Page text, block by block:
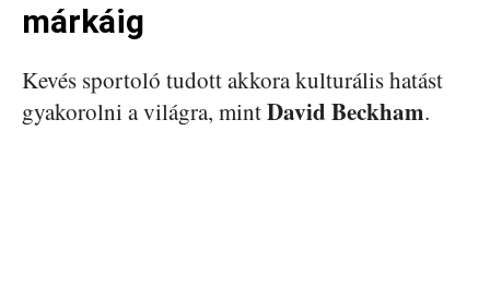
márkáig
Kevés sportoló tudott akkora kulturális hatást
gyakorolni a világra, mintDavid Beckham.